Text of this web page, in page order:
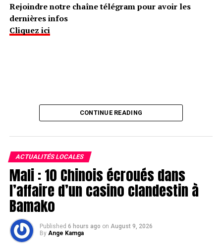
Rejoindre notre chaîne télégram pour avoir les
dernières infos
Cliquez ici
CONTINUE READING
ACTUALITÉS LOCALES
Mali : 10 Chinois écroués dans
l’affaire d’un casino clandestin à
Bamako
Published 6 hours ago on August 9, 2026
By Ange Kamga